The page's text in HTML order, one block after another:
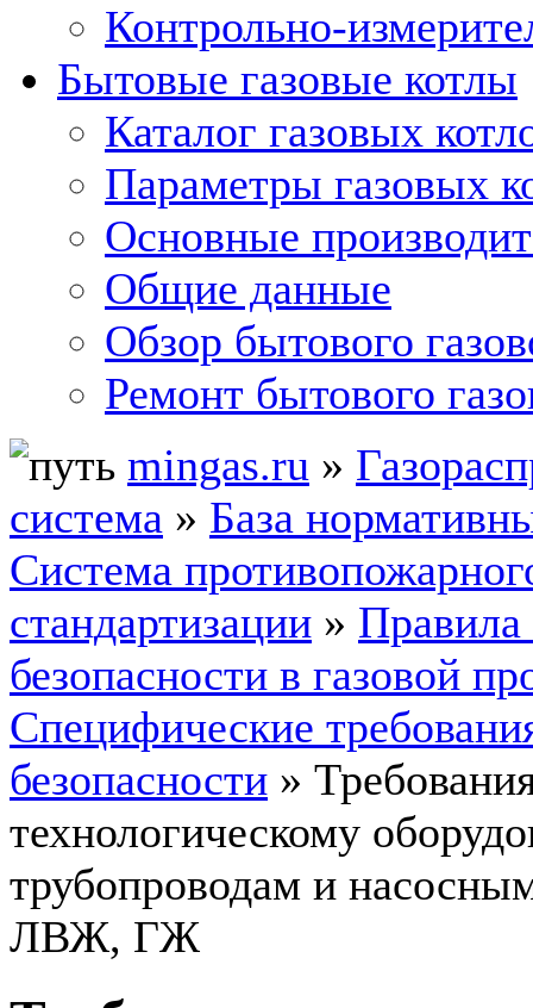
Контрольно-
Бытовые газовые котлы
Каталог газовых
Параметры газовых
Основные
Общие данные
Обзор бытового
Ремонт бытового
mingas.ru »
система » База
Система
стандартизации »
безопасности в газовой
Специфические
безопасности »
технологическому
трубопроводам и
ЛВЖ, ГЖ